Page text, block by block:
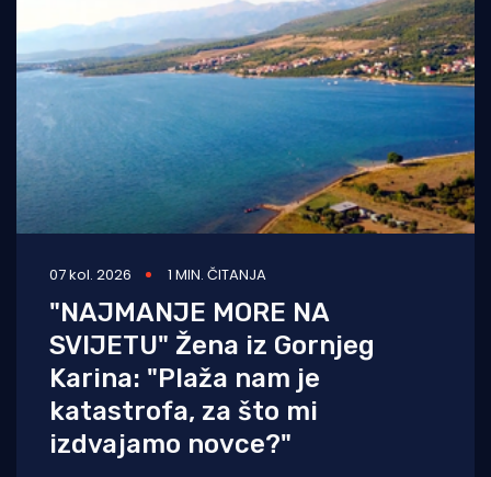
07 kol. 2026 1 MIN. ČITANJA
"NAJMANJE MORE NA
SVIJETU" Žena iz Gornjeg
Karina: "Plaža nam je
katastrofa, za što mi
izdvajamo novce?"